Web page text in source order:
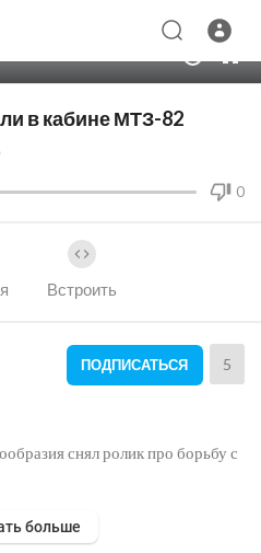
в кабине МТЗ-82
0
Встроить
ПОДПИСАТЬСЯ 5
снял ролик про борьбу с
больше